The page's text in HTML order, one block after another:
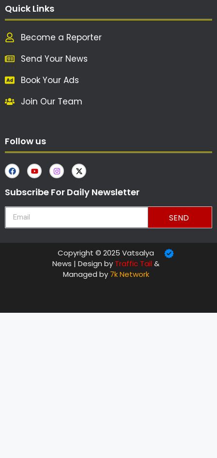
Quick Links
Become a Reporter
Send Your News
Book Your Ads
Join Our Team
Follow us
Subscribe For Daily Newsletter
SEND
Copyright © 2025 Vatsalya
News | Design by Traffic Tail&
Managed by 7k Network